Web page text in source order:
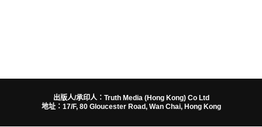
出版人/承印人：Truth Media (Hong Kong) Co Ltd
地址：17/F, 80 Gloucester Road, Wan Chai, Hong Kong